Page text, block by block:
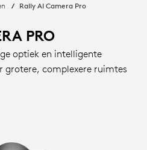
Rally AI Camera Pro
PRO
optiek en intelligente
grotere, complexere ruimtes